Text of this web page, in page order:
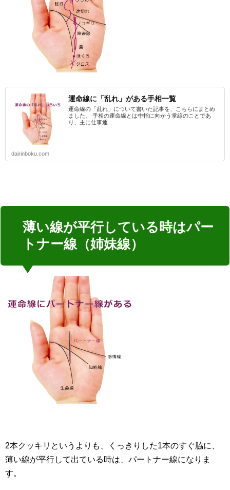
運命線に「乱れ」がある手相一覧
運命線の「乱れ」について書いた記事を、こちらにまとめ
ました。 手相の運命線とは中指に向かう掌線のことであ
り、主に仕事運...
dairinboku.com
薄い線が平行している時はパー
トナー線（姉妹線）
2本クッキリというよりも、くっきりした1本のすぐ脇に、
薄い線が平行して出ている時は、パートナー線になりま
す。